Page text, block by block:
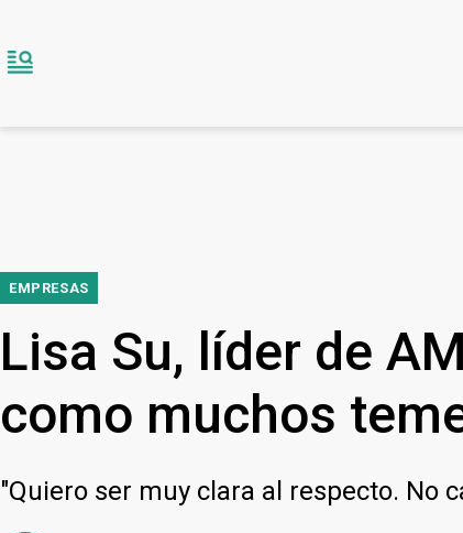
EMPRESAS
Lisa Su, líder de
como muchos
"Quiero ser muy clara al respecto. No